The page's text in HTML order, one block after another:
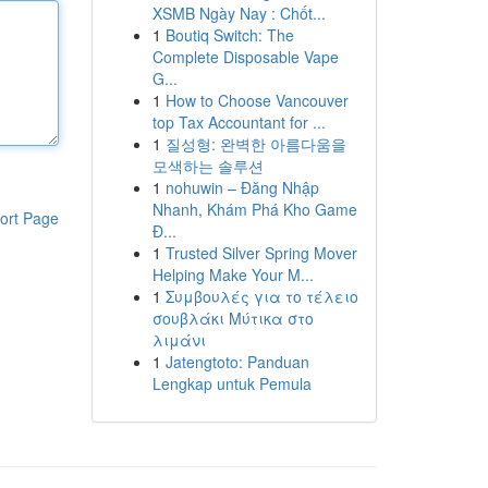
Page
XSMB Ngày Nay : Chốt...
1 Boutiq Switch: The
Complete Disposable Vape
G...
1 How to Choose Vancouver
top Tax Accountant for ...
1 질성형: 완벽한 아름다움을
모색하는 솔루션
1 nohuwin – Đăng Nhập
Nhanh, Khám Phá Kho Game
Đ...
1 Trusted Silver Spring Mover
Helping Make Your M...
1 Συμβουλές για το τέλειο
σουβλάκι Μύτικα στο
λιμάνι
1 Jatengtoto: Panduan
Lengkap untuk Pemula